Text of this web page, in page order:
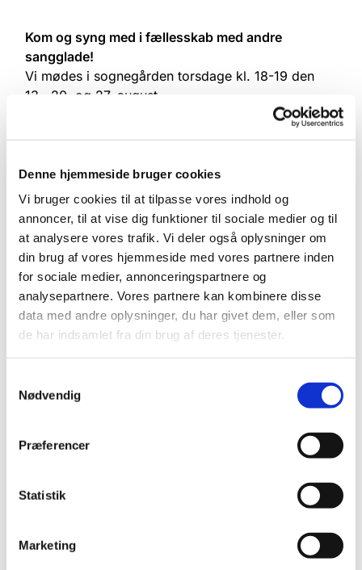
Denne hjemmeside bruger cookies
Vi bruger cookies til at tilpasse vores indhold og
annoncer, til at vise dig funktioner til sociale medier og til
at analysere vores trafik. Vi deler også oplysninger om
din brug af vores hjemmeside med vores partnere inden
for sociale medier, annonceringspartnere og
analysepartnere. Vores partnere kan kombinere disse
data med andre oplysninger, du har givet dem, eller som
de har indsamlet fra din brug af deres tjenester.
Nødvendig
Præferencer
Statistik
Marketing
Kom og syng med i fællesskab med andre
sangglade!
Vi mødes i sognegården torsdage kl. 18-19 den
13., 20. og 27. august.
august kl. 10.30.
Tilmelding og spørgsmål:
Kristian – tlf. 51362465 · kslarsenorg@hotmail.com